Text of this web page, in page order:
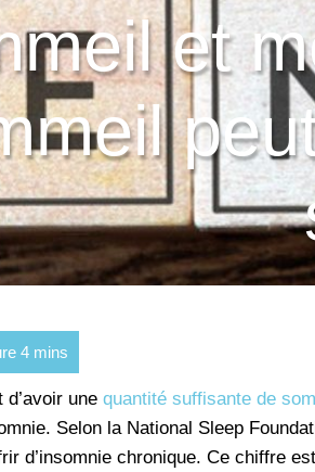
et
une quantité suffisante de
Selon la National Sleep
d’insomnie chronique. Ce chiffre